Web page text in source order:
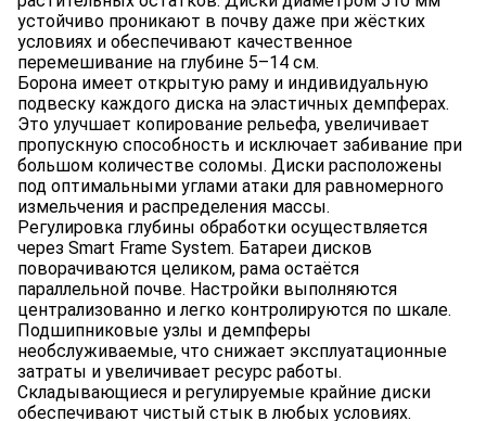
устойчиво проникают в почву даже при жёстких
условиях и обеспечивают качественное
перемешивание на глубине 5–14 см.
Борона имеет открытую раму и индивидуальную
подвеску каждого диска на эластичных демпферах.
Это улучшает копирование рельефа, увеличивает
пропускную способность и исключает забивание при
большом количестве соломы. Диски расположены
под оптимальными углами атаки для равномерного
измельчения и распределения массы.
Регулировка глубины обработки осуществляется
через Smart Frame System. Батареи дисков
поворачиваются целиком, рама остаётся
параллельной почве. Настройки выполняются
централизованно и легко контролируются по шкале.
Подшипниковые узлы и демпферы
необслуживаемые, что снижает эксплуатационные
затраты и увеличивает ресурс работы.
Складывающиеся и регулируемые крайние диски
обеспечивают чистый стык в любых условиях.